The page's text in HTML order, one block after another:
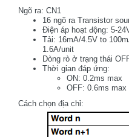
Ngõ ra: CN1
16 ngõ ra Transistor
Điện áp hoạt động: 5-
Tải: 16mA/4.5V to
1.6A/unit
Dòng rò ở trạng thái
Thời gian đáp ứng:
ON: 0.2ms max
OFF: 0.6ms max
Cách chọn địa chỉ: